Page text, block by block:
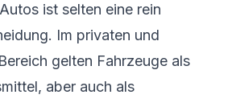
ist selten eine rein
Im privaten und
gelten Fahrzeuge als
aber auch als